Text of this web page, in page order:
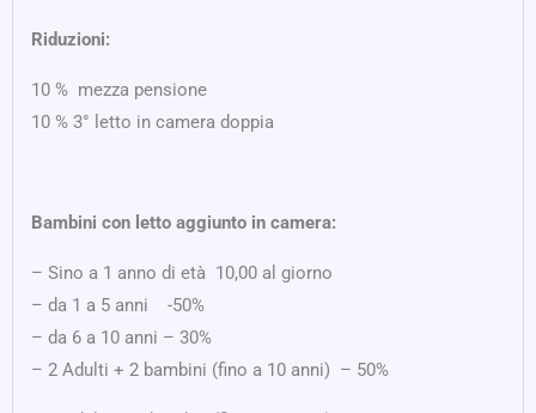
Riduzioni:
10 % mezza pensione
10 % 3° letto in camera doppia
Bambini con letto aggiunto in camera:
– Sino a 1 anno di età  10,00 al giorno
– da 1 a 5 anni -50%
– da 6 a 10 anni – 30%
– 2 Adulti + 2 bambini (fino a 10 anni) – 50%